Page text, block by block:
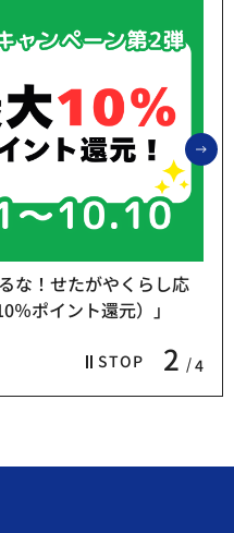
STOP 2 4
な！せたがやくらし応
ポイント還元）」